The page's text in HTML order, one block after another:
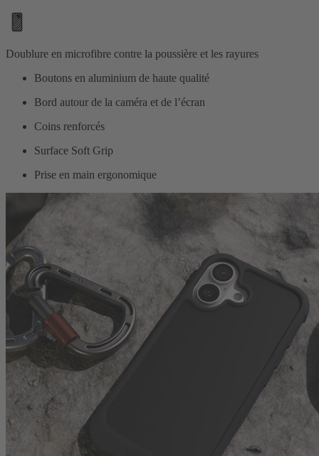
Doublure en microfibre contre la poussière et les rayures
Boutons en aluminium de haute qualité
Bord autour de la caméra et de l’écran
Coins renforcés
Surface Soft Grip
Prise en main ergonomique